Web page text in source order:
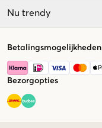
Nu trendy
Betalingsmogelijkheden
Bezorgopties